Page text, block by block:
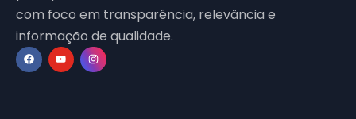
com foco em transparência, relevância e
informação de qualidade.